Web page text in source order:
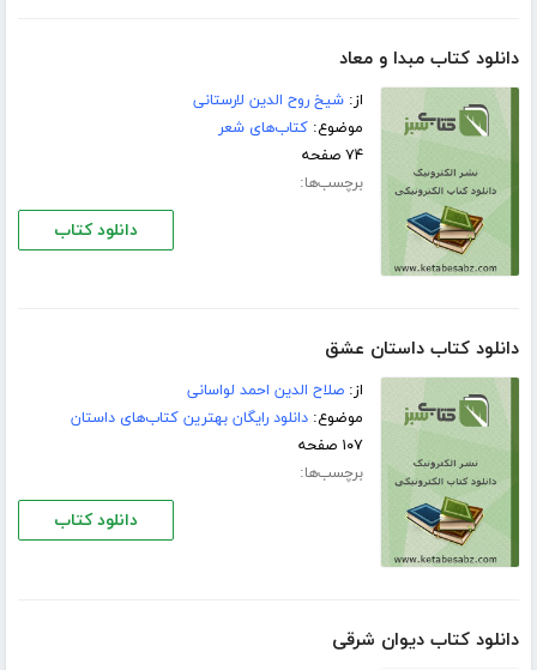
دانلود کتاب مبدا و معاد
از:شیخ روح الدین لارستانی
موضوع:کتاب‌های شعر
۷۴ صفحه
برچسب‌ها:
دانلود کتاب
دانلود کتاب داستان عشق
از:صلاح الدین احمد لواسانی
موضوع:دانلود رایگان بهترین کتاب‌های داستان
۱۰۷ صفحه
برچسب‌ها:
دانلود کتاب
دانلود کتاب دیوان شرقی